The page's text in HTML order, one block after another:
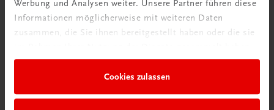
Werbung und Analysen weiter. Unsere Partner führen diese
Informationen möglicherweise mit weiteren Daten
zusammen, die Sie ihnen bereitgestellt haben oder die sie
Cookies zulassen
Bildung